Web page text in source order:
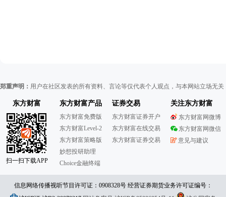
郑重声明： 用户在社区发表的所有资料、言论等仅代表个人观点，与本网站立场无
东方财富
扫一扫下载APP
东方财富产品
东方财富免费版
东方财富Level-2
东方财富策略版
妙想投研助理
Choice金融终端
证券交易
东方财富证券开户
东方财富在线交易
东方财富证券交易
关注东方财富
东方财富网微博
东方财富网微信
意见与建议
信息网络传播视听节目许可证：0908328号 经营证券期货业务许可证编号：